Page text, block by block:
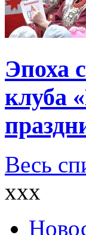
Эпоха
клуба
Весь
xxx